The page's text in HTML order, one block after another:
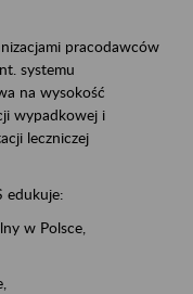
pracodawców
systemu
na wysokość
wypadkowej i
leczniczej
edukuje:
w Polsce,